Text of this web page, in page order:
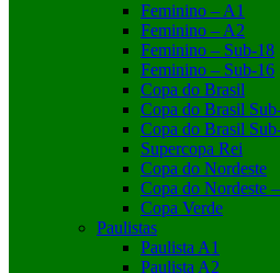
Feminino – A1
Feminino – A2
Feminino – Sub-18
Feminino – Sub-16
Copa do Brasil
Copa do Brasil
Copa do Brasil
Supercopa Rei
Copa do Nordeste
Copa do Nordeste
Copa Verde
Paulistas
Paulista A1
Paulista A2